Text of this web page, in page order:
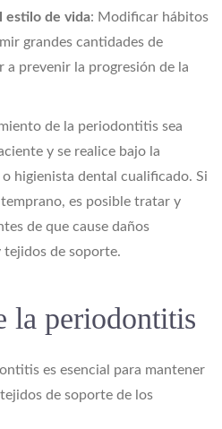
estilo de vida: Modificar hábitos
grandes cantidades de
a prevenir la progresión de la
de la periodontitis sea
y se realice bajo la
higienista dental cualificado. Si
es posible tratar y
de que cause daños
tejidos de soporte.
la periodontitis
es esencial para mantener
de soporte de los